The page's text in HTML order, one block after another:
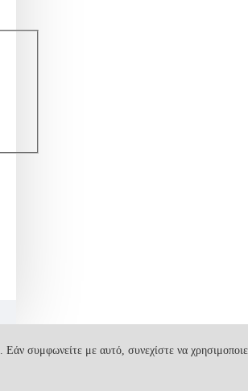
συμφωνείτε με αυτό, συνεχίστε να